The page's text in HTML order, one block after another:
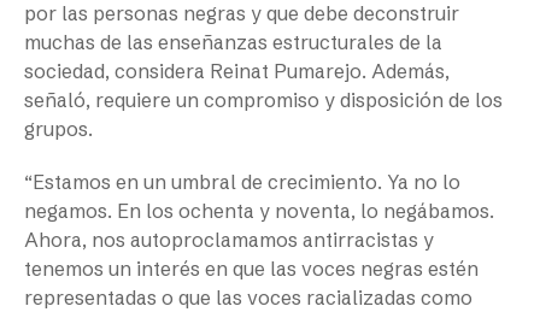
por las personas negras y que debe deconstruir
muchas de las enseñanzas estructurales de la
sociedad, considera Reinat Pumarejo. Además,
señaló, requiere un compromiso y disposición de los
grupos.
“​​Estamos en un umbral de crecimiento. Ya no lo
negamos. En los ochenta y noventa, lo negábamos.
Ahora, nos autoproclamamos antirracistas y
tenemos un interés en que las voces negras estén
representadas o que las voces racializadas como